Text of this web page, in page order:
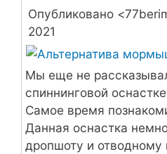
Опубликовано <
2021
Мы еще не
спиннинговой
Самое время
Данная оснастка
дропшоту и отводному